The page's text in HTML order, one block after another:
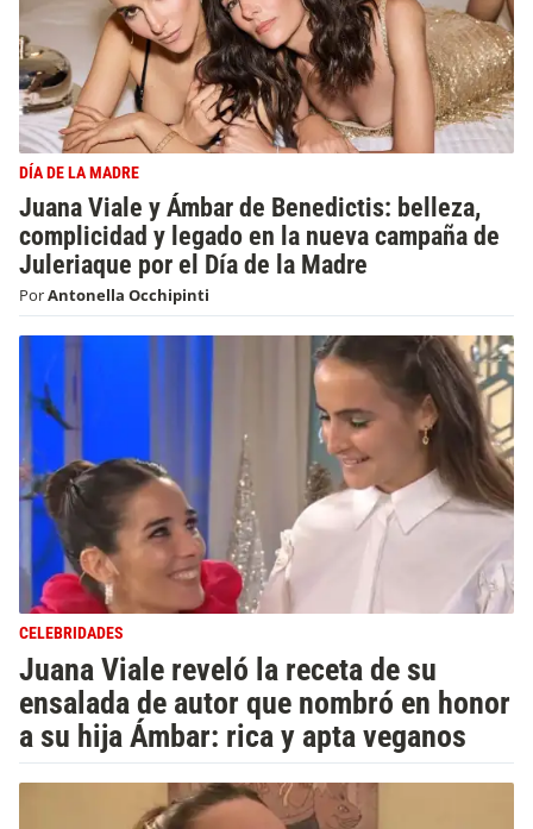
DÍA DE LA MADRE
Juana Viale y Ámbar de Benedictis: belleza,
complicidad y legado en la nueva campaña de
Juleriaque por el Día de la Madre
PorAntonella Occhipinti
CELEBRIDADES
Juana Viale reveló la receta de su
ensalada de autor que nombró en honor
a su hija Ámbar: rica y apta veganos